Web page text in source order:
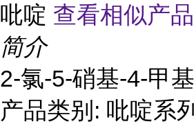
吡啶 查看相似产
简介
2-氯-5-硝基-4-甲
产品类别: 吡啶系